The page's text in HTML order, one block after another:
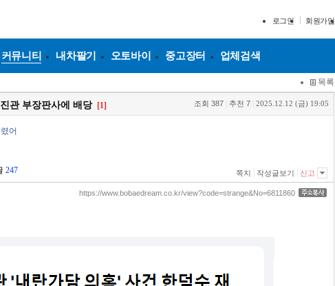
로그인 회원가입
커뮤니티 내차팔기 오토바이 중고장터 업체검색
목록
관 부장판사에 배당 [1] 조회 387 추천 7 2025.12.12 (금) 19:05
어
247 쪽지 작성글보기 신고
https://www.bobaedream.co.kr/view?code=strange&No=6811860